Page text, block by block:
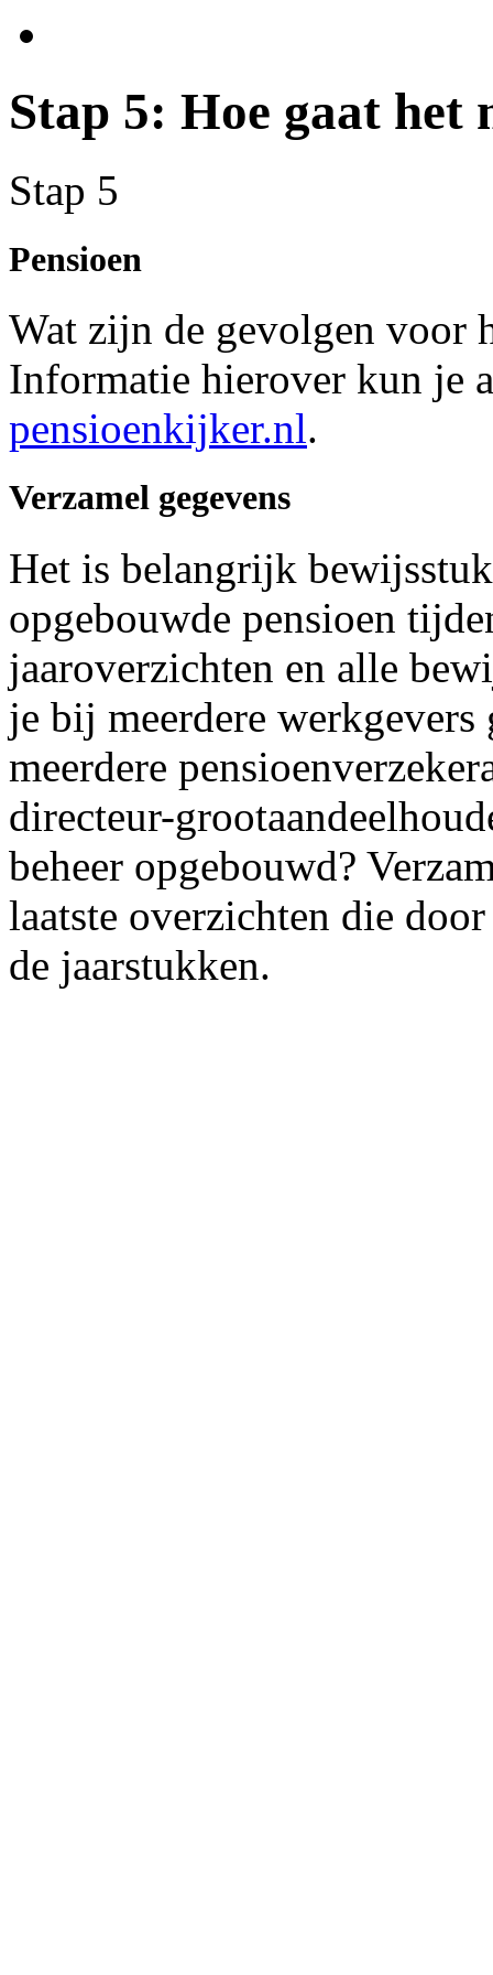
Stap 5: Hoe gaat het
Stap 5
Pensioen
Wat zijn de gevolgen voor
Informatie hierover kun je
pensioenkijker.nl.
Verzamel gegevens
Het is belangrijk
opgebouwde pensioen
jaaroverzichten en alle
je bij meerdere
meerdere
directeur-
beheer opgebouwd?
laatste overzichten die
de jaarstukken.